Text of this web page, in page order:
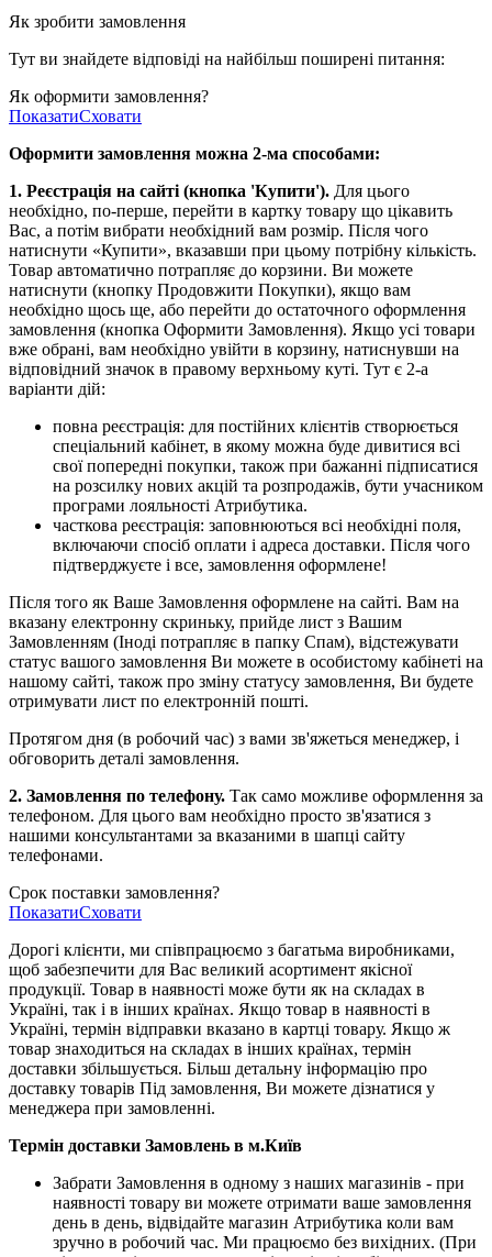
Як зробити замовлення
Тут ви знайдете відповіді на найбільш поширені питання:
Як оформити замовлення?
ПоказатиСховати
Оформити замовлення можна 2-ма способами:
1. Реєстрація на сайті (кнопка 'Купити'). Для цього
необхідно, по-перше, перейти в картку товару що цікавить
Вас, а потім вибрати необхідний вам розмір. Після чого
натиснути «Купити», вказавши при цьому потрібну кількість.
Товар автоматично потрапляє до корзини. Ви можете
натиснути (кнопку Продовжити Покупки), якщо вам
необхідно щось ще, або перейти до остаточного оформлення
замовлення (кнопка Оформити Замовлення). Якщо усі товари
вже обрані, вам необхідно увійти в корзину, натиснувши на
відповідний значок в правому верхньому куті. Тут є 2-а
варіанти дій:
повна реєстрація: для постійних клієнтів створюється
спеціальний кабінет, в якому можна буде дивитися всі
свої попередні покупки, також при бажанні підписатися
на розсилку нових акцій та розпродажів, бути учасником
програми лояльності Атрибутика.
часткова реєстрація: заповнюються всі необхідні поля,
включаючи спосіб оплати і адреса доставки. Після чого
підтверджуєте і все, замовлення оформлене!
Після того як Ваше Замовлення оформлене на сайті. Вам на
вказану електронну скриньку, прийде лист з Вашим
Замовленням (Іноді потрапляє в папку Спам), відстежувати
статус вашого замовлення Ви можете в особистому кабінеті на
нашому сайті, також про зміну статусу замовлення, Ви будете
отримувати лист по електронній пошті.
Протягом дня (в робочий час) з вами зв'яжеться менеджер, і
обговорить деталі замовлення.
2. Замовлення по телефону. Так само можливе оформлення за
телефоном. Для цього вам необхідно просто зв'язатися з
нашими консультантами за вказаними в шапці сайту
телефонами.
Срок поставки замовлення?
ПоказатиСховати
Дорогі клієнти, ми співпрацюємо з багатьма виробниками,
щоб забезпечити для Вас великий асортимент якісної
продукції. Товар в наявності може бути як на складах в
Україні, так і в інших країнах. Якщо товар в наявності в
Україні, термін відправки вказано в картці товару. Якщо ж
товар знаходиться на складах в інших країнах, термін
доставки збільшується. Більш детальну інформацію про
доставку товарів Під замовлення, Ви можете дізнатися у
менеджера при замовленні.
Термін доставки Замовлень в м.Київ
Забрати Замовлення в одному з наших магазинів - при
наявності товару ви можете отримати ваше замовлення
день в день, відвідайте магазин Атрибутика коли вам
зручно в робочий час. Ми працюємо без вихідних. (При